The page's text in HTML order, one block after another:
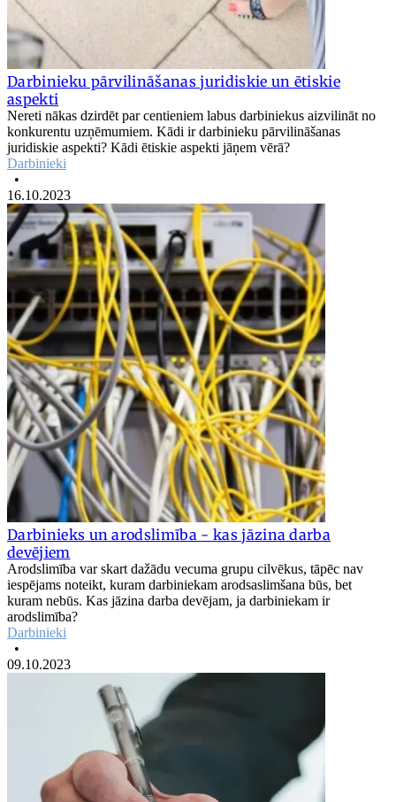
Darbinieku pārvilināšanas juridiskie un ētiskie
aspekti
Nereti nākas dzirdēt par centieniem labus darbiniekus aizvilināt no
konkurentu uzņēmumiem. Kādi ir darbinieku pārvilināšanas
juridiskie aspekti? Kādi ētiskie aspekti jāņem vērā?
Darbinieki
•
16.10.2023
Darbinieks un arodslimība - kas jāzina darba
devējiem
Arodslimība var skart dažādu vecuma grupu cilvēkus, tāpēc nav
iespējams noteikt, kuram darbiniekam arodsaslimšana būs, bet
kuram nebūs. Kas jāzina darba devējam, ja darbiniekam ir
arodslimība?
Darbinieki
•
09.10.2023